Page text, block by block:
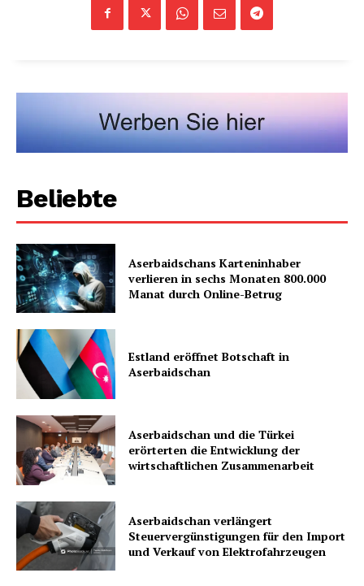
Beliebte
Aserbaidschans Karteninhaber
verlieren in sechs Monaten 800.000
Manat durch Online-Betrug
Estland eröffnet Botschaft in
Aserbaidschan
Aserbaidschan und die Türkei
erörterten die Entwicklung der
wirtschaftlichen Zusammenarbeit
Aserbaidschan verlängert
Steuervergünstigungen für den Import
und Verkauf von Elektrofahrzeugen